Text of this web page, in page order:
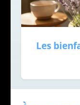
Les